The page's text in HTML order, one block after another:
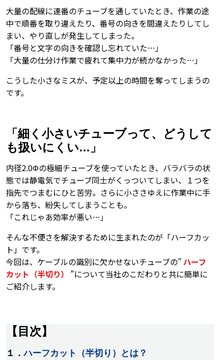
大量の配線に連番のチューブを通していたとき、作業の途
中で順番を取り違えたり、番号の向きを間違えたりしてし
まい、やり直しが発生してしまった。
「番号と文字の向きを確認し忘れていた…」
「大量の仕分け作業で疲れて集中力が続かなかった…」
こうした小さなミスが、予定以上の時間を奪ってしまうの
です。
「細く小さいチューブって、どうして
も扱いにくい…」
内径2.0Φの極細チューブを使っていたとき、バラバラの状
態では静電気でチューブ同士がくっついてしまい、１つを
指先でつまむにひと苦労。さらに小ささゆえに作業中に手
から落ち、紛失してしまうことも。
「これじゃあ効率が悪い…」
そんな不便さを解決するために生まれたのが「ハーフカッ
ト」です。
今回は、ケーブルの識別に欠かせないチューブの” ハーフ
カット（半切り）
”について当社のこだわりと共に簡単に
ご紹介します。
【目次】
１．ハーフカット（半切り）とは？